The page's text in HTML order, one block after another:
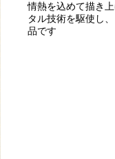
情熱を込めて描き
タル技術を駆使し
品です